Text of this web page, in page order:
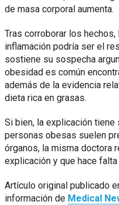
de masa corporal aumenta.
Tras corroborar los
inflamación podría ser el
sostiene su sospecha
obesidad es común
además de la evidencia
dieta rica en grasas.
Si bien, la explicación
personas obesas suelen
órganos, la misma doctora
explicación y que hace
Artículo original publicado
información de Medical